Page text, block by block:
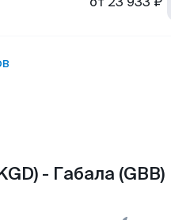
- Габала (GBB)